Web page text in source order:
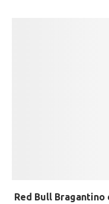
Red Bull Bragantino